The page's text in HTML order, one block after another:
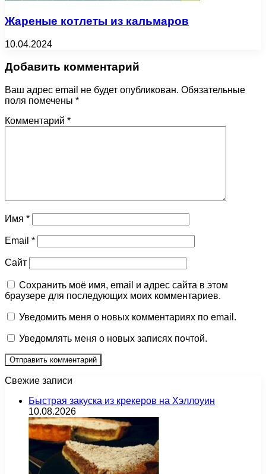
Жареные котлеты из кальмаров
10.04.2024
Добавить комментарий
Ваш адрес email не будет опубликован. Обязательные
поля помечены *
Комментарий *
Имя *
Email *
Сайт
Сохранить моё имя, email и адрес сайта в этом
браузере для последующих моих комментариев.
Уведомить меня о новых комментариях по email.
Уведомлять меня о новых записях почтой.
Свежие записи
Быстрая закуска из крекеров на Хэллоуин
10.08.2026